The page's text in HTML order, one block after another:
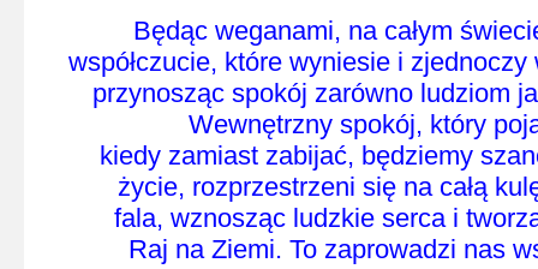
Będąc weganami, na całym
współczucie, które wyniesie i zjednoczy
przynosząc spokój zarówno ludziom
Wewnętrzny spokój, który
kiedy zamiast zabijać, będziemy
życie, rozprzestrzeni się na całą
fala, wznosząc ludzkie serca i
Raj na Ziemi. To zaprowadzi nas